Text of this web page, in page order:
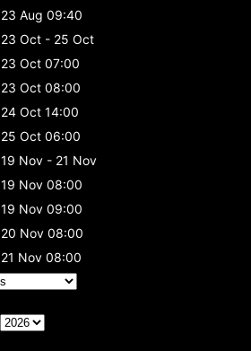
23 Aug 09:40
23 Oct - 25 Oct
23 Oct 07:00
23 Oct 08:00
24 Oct 14:00
25 Oct 06:00
19 Nov - 21 Nov
19 Nov 08:00
19 Nov 09:00
20 Nov 08:00
21 Nov 08:00